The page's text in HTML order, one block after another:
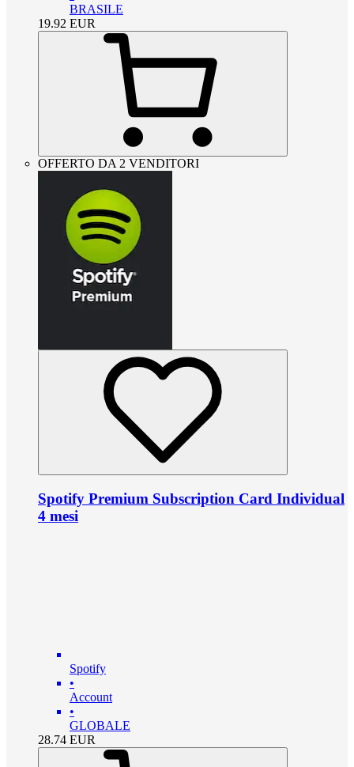
BRASILE
19.92 EUR
OFFERTO DA 2 VENDITORI
Spotify Premium Subscription Card Individual
4 mesi
Spotify
•
Account
•
GLOBALE
28.74 EUR